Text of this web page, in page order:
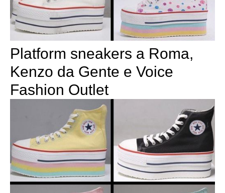
Platform sneakers a Roma,
Kenzo da Gente e Voice
Fashion Outlet